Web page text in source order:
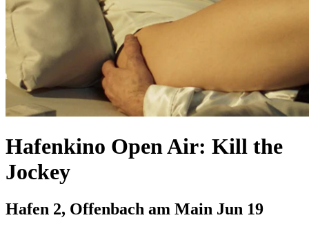
Hafenkino Open Air: Kill the
Jockey
Hafen 2, Offenbach am Main Jun 19